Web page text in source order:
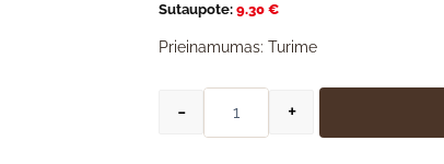
Sutaupote:9.30 €
Prieinamumas: Turime
- +